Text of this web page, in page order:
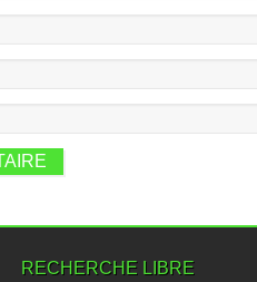
RECHERCHE LIBRE